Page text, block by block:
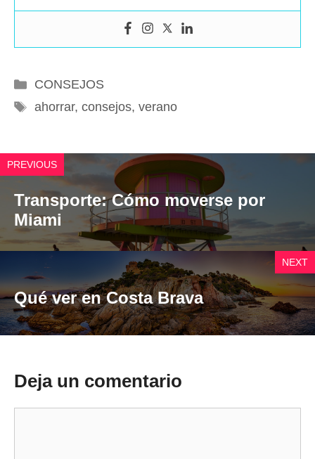
Categorías
CONSEJOS
Etiquetas
ahorrar, consejos, verano
PREVIOUS
Transporte: Cómo moverse por
Miami
NEXT
Qué ver en Costa Brava
Deja un comentario